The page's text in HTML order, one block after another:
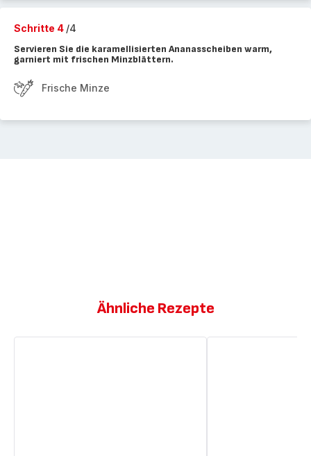
Schritte 4 /4
Servieren Sie die karamellisierten Ananasscheiben warm,
garniert mit frischen Minzblättern.
Frische Minze
Ähnliche Rezepte